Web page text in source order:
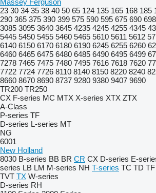
Massey Ferguson
23 30 34 35 38 40 50 65 124 135 165 168 185
290 365 375 390 399 575 590 595 675 690 698
3085 3095 3640 3645 4235 4245 4255 4345
5445 5450 5455 5460 5465 5610 5611 5612
6140 6150 6170 6180 6190 6245 6255 6260
6460 6465 6475 6480 6485 6490 6495 6499
7278 7465 7475 7480 7495 7616 7618 7620
7722 7724 7726 8110 8140 8150 8220 8240
8660 8670 8690 8737 9280 9380 9407 9690
TR200 TR250
CX F-series MC MTX X-series XTX ZTX
A-Class
P-series TF
D-series L-series MT
NG
6001
New Holland
8030 B-series BB BR CR CX D-series E-
series LB LM M-series NH T-series TC TD TF
TVT TX W-series
D-series RH